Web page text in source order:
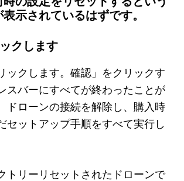
示されているはずです。
クします
ックします。確認」をクリックす
スバーにすべてが終わったことが
ドローンの接続を解除し、購入時
セットアップ手順をすべて実行し
トリーリセットされたドローンで